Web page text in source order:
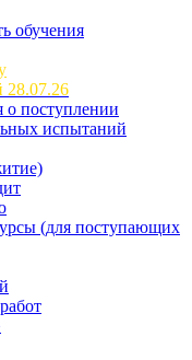
обучения
28.07.26
поступлении
испытаний
(для поступающих